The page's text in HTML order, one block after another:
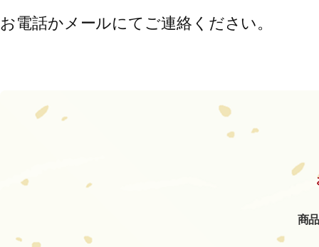
お電話かメールにてご連絡ください。
商